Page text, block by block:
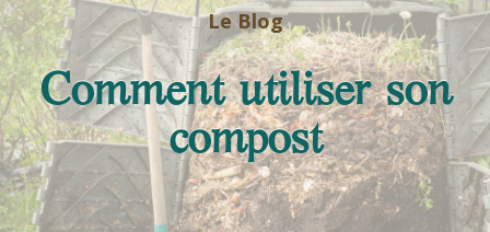
Le Blog
Comment utiliser son
compost